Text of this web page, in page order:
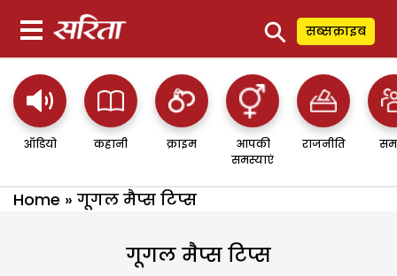
⚲ सब्सक्राइब
ऑडियो कहानी क्राइम
आपकी
समस्याएं
राजनीति
Home » गूगल मैप्स टिप्स
गूगल मैप्स टिप्स